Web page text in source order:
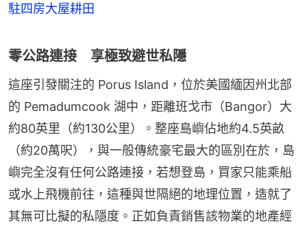
駐四房大屋耕田
零公路連接 享極致避世私隱
這座引發關注的 Porus Island，位於美國緬因州北部
的 Pemadumcook 湖中，距離班戈市（Bangor）大
約80英里（約130公里）。整座島嶼佔地約4.5英畝
（約20萬呎），與一般傳統豪宅最大的區別在於，島
嶼完全沒有任何公路連接，若想登島，買家只能乘船
或水上飛機前往，這種與世隔絕的地理位置，造就了
其無可比擬的私隱度。正如負責銷售該物業的地產經